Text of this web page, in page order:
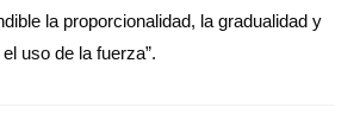
la proporcionalidad, la gradualidad y
uso de la fuerza”.